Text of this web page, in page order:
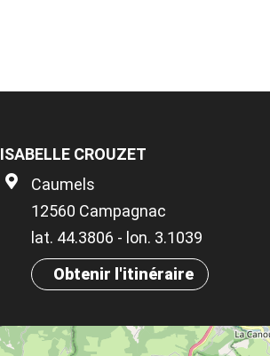
ISABELLE CROUZET
Caumels
12560 Campagnac
lat. 44.3806 - lon. 3.1039
Obtenir l'itinéraire